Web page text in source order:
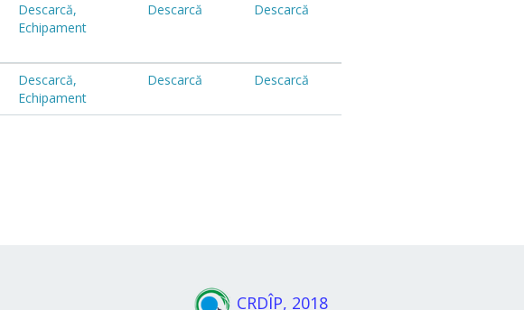
Descarcă,
Echipament
Descarcă Descarcă
Descarcă,
Echipament
Descarcă Descarcă
CRDÎP, 2018